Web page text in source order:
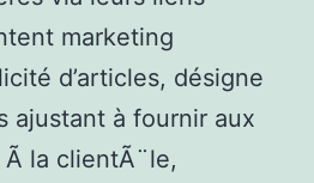
marketing
d’articles, désigne
ajustant à fournir aux
la clientÃ¨le,